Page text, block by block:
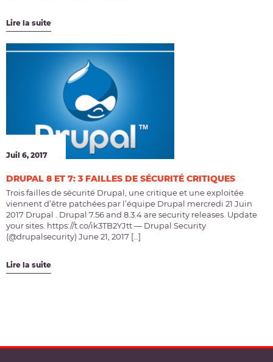
Lire la suite
Juil 6, 2017
DRUPAL 8 ET 7: 3 FAILLES DE SÉCURITÉ CRITIQUES
Trois failles de sécurité Drupal, une critique et une exploitée
viennent d’être patchées par l’équipe Drupal mercredi 21 Juin
2017 Drupal . Drupal 7.56 and 8.3.4 are security releases. Update
your sites. https://t.co/ik3TB2YJtt — Drupal Security
(@drupalsecurity) June 21, 2017 […]
Lire la suite